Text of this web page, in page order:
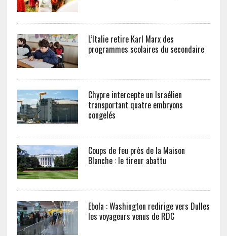
L’Italie retire Karl Marx des
programmes scolaires du secondaire
Chypre intercepte un Israélien
transportant quatre embryons
congelés
Coups de feu près de la Maison
Blanche : le tireur abattu
Ebola : Washington redirige vers Dulles
les voyageurs venus de RDC